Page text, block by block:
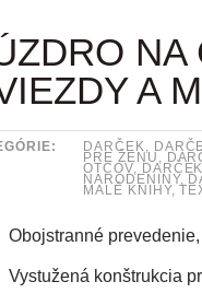
NA
A
DARČEK,
PRE ŽENU ,
OTCOV,
NARODENINY,
MALÉ KNIHY,
Obojstranné
Vystužená konštrukcia